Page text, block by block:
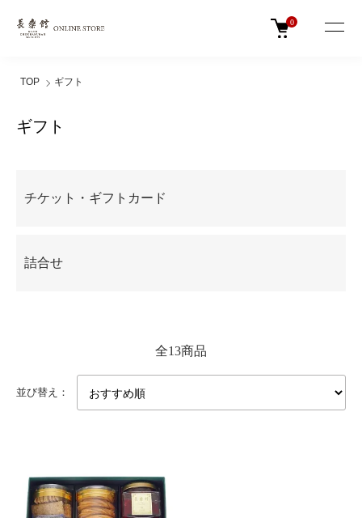
0
TOP ギフト
ギフト
チケット・ギフトカード
詰合せ
全13商品
並び替え：